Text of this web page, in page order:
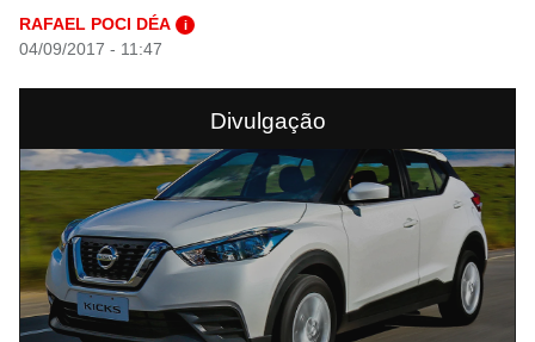
RAFAEL POCI DÉA i
04/09/2017 - 11:47
Divulgação